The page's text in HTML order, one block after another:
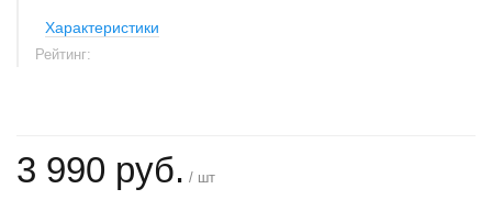
Характеристики
Рейтинг:
3 990 руб. / шт